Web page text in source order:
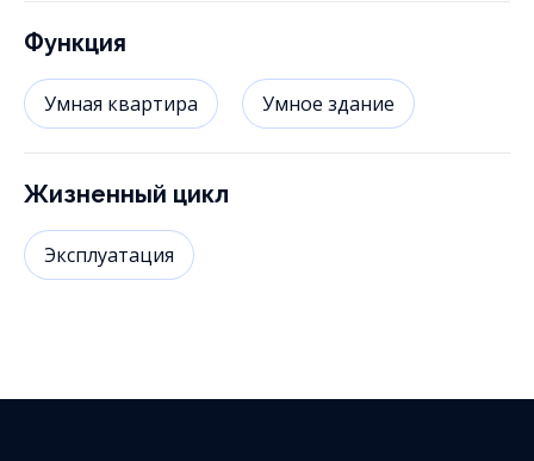
Функция
Умная квартира Умное здание
Жизненный цикл
Эксплуатация